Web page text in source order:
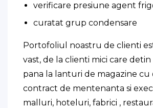
verificare presiune agent
curatat grup condensare
Portofoliul noastru de clienti
vast, de la clienti mici care
pana la lanturi de magazine cu
contract de mentenanta si
malluri, hoteluri, fabrici ,